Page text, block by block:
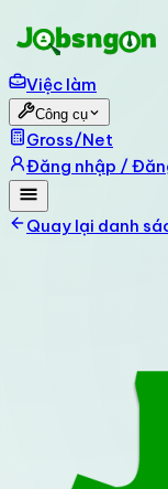
Việc làm
Công cụ
Gross/Net
Đăng nhập /
Quay lại danh